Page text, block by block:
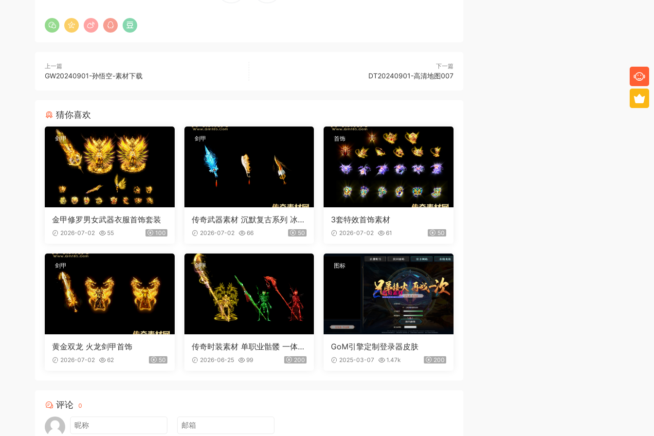
上一篇
GW20240901-孙悟空-素材下载
下一篇
DT20240901-高清地图007
猜你喜欢
剑甲
金甲修罗男女武器衣服首饰套装
2026-07-02 55 100
剑甲
传奇武器素材 沉默复古系列 冰魄
屠刀 内外观齐全 PNG素材 3把
2026-07-02 66 50
首饰
3套特效首饰素材
2026-07-02 61 50
剑甲
黄金双龙 火龙剑甲首饰
2026-07-02 62 50
剑甲
传奇时装素材 单职业骷髅 一体时
装 2026-06-25 99 200
图标
GoM引擎定制登录器皮肤
2025-03-07 1.47k 200
评论 0